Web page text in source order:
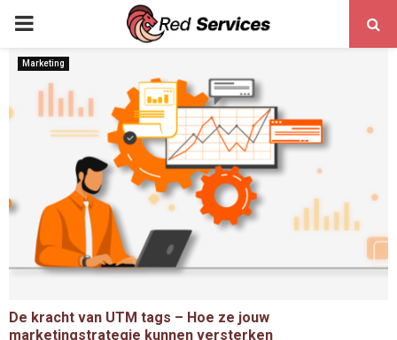
PRIMARY
MENU
Marketing
De kracht van UTM tags – Hoe ze jouw
marketingstrategie kunnen versterken